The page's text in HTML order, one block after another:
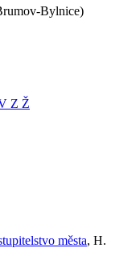
Bylnice)
Z Ž
města, H.